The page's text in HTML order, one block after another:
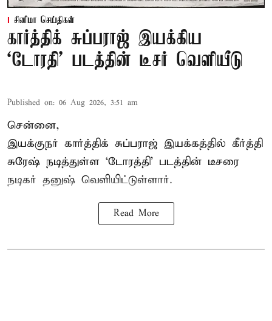
சினிமா செய்திகள்
கார்த்திக் சுப்பராஜ் இயக்கிய
`டோரதி' படத்தின் டீசர் வெளியீடு
Published on: 06 Aug 2026, 3:51 am
சென்னை,
இயக்குநர் கார்த்திக் சுப்பராஜ் இயக்கத்தில் கீர்த்தி
சுரேஷ் நடித்துள்ள `டோரத்தி' படத்தின் டீசரை
நடிகர் தனுஷ் வெளியிட்டுள்ளார்.
Read More